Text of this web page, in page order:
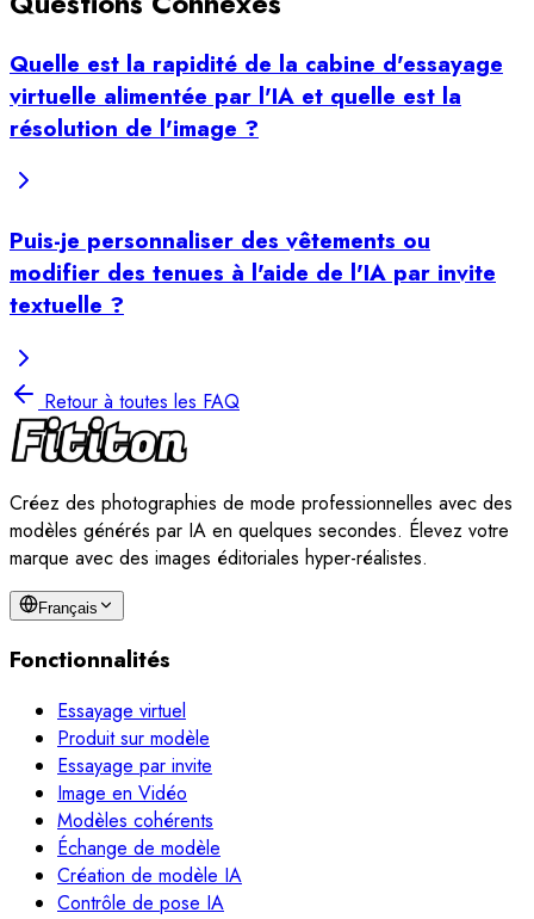
Quelle est la rapidité de la cabine d'essayage
virtuelle alimentée par l'IA et quelle est la
résolution de l'image ?
Puis-je personnaliser des vêtements ou
modifier des tenues à l'aide de l'IA par invite
textuelle ?
Retour à toutes les FAQ
Créez des photographies de mode professionnelles avec des
modèles générés par IA en quelques secondes. Élevez votre
marque avec des images éditoriales hyper-réalistes.
Français
Fonctionnalités
Essayage virtuel
Produit sur modèle
Essayage par invite
Image en Vidéo
Modèles cohérents
Échange de modèle
Création de modèle IA
Contrôle de pose IA